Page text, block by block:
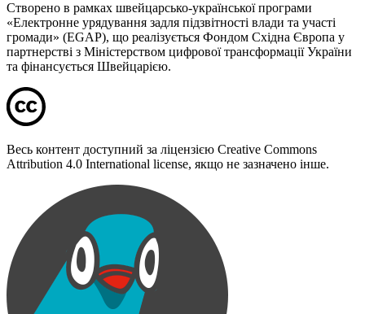
Створено в рамках швейцарсько-української програми
«Електронне урядування задля підзвітності влади та участі
громади» (EGAP), що реалізується Фондом Східна Європа у
партнерстві з Міністерством цифрової трансформації України
та фінансується Швейцарією.
Весь контент доступний за ліцензією Creative Commons
Attribution 4.0 International license, якщо не зазначено інше.